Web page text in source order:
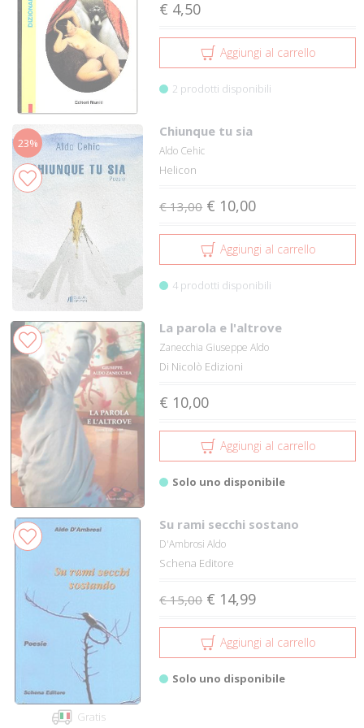
€ 4,50
Aggiungi al carrello
2 prodotti disponibili
23%
Chiunque tu sia
Aldo Cehic
Helicon
€ 13,00 € 10,00
Aggiungi al carrello
4 prodotti disponibili
La parola e l'altrove
Zanecchia Giuseppe Aldo
Di Nicolò Edizioni
€ 10,00
Aggiungi al carrello
Solo uno disponibile
Gratis
Su rami secchi sostano
D'Ambrosi Aldo
Schena Editore
€ 15,00 € 14,99
Aggiungi al carrello
Solo uno disponibile